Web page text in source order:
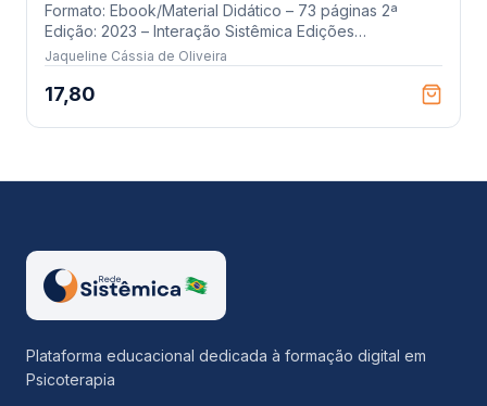
Formato: Ebook/Material Didático – 73 páginas 2ª
Edição: 2023 – Interação Sistêmica Edições
Elaboração: Jaqueline Cássia Oliveira (CRP 04/7521)
Revisão Ortográfica: Maria Teresa Santos
Jaqueline Cássia de Oliveira
17,80
Plataforma educacional dedicada à formação digital em
Psicoterapia